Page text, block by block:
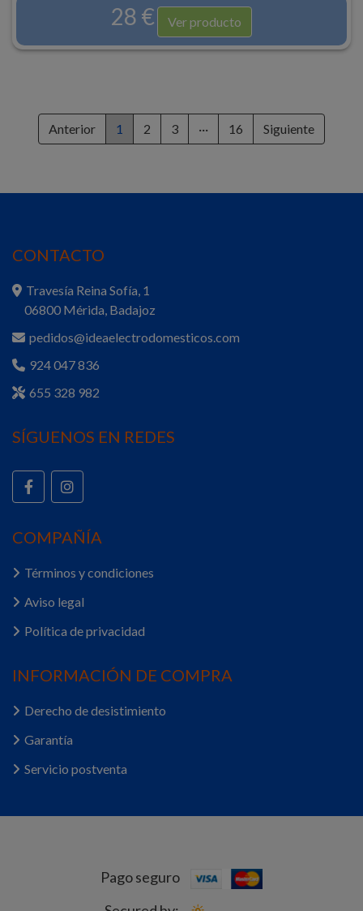
28 € Ver producto
Anterior 1 2 3 ··· 16 Siguiente
CONTACTO
Travesía Reina Sofía, 1
06800 Mérida, Badajoz
pedidos@ideaelectrodomesticos.com
924 047 836
655 328 982
SÍGUENOS EN REDES
COMPAÑÍA
Términos y condiciones
Aviso legal
Política de privacidad
INFORMACIÓN DE COMPRA
Derecho de desistimiento
Garantía
Servicio postventa
Pago seguro